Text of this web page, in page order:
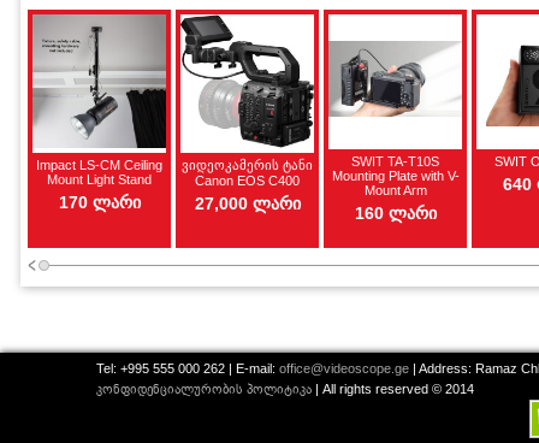
Impact LS-CM Ceiling
Mount Light Stand
170 ლარი
ვიდეოკამერის ტანი
Canon EOS C400
27,000 ლარი
SWIT TA-T10S
Mounting Plate with V-
Mount Arm
160 ლარი
SWIT
640
Tel: +995 555 000 262 | E-mail: office@videoscope.ge | Address: Ramaz
კონფიდენციალურობის პოლიტიკა | All rights reserved © 2014